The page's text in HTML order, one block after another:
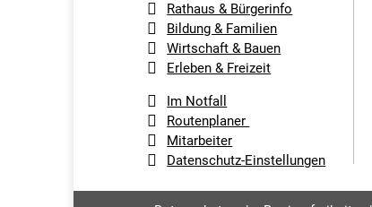
Rathaus & Bürgerinfo
Bildung & Familien
Wirtschaft & Bauen
Erleben & Freizeit
Im Notfall
Routenplaner
Mitarbeiter
Datenschutz-Einstellungen